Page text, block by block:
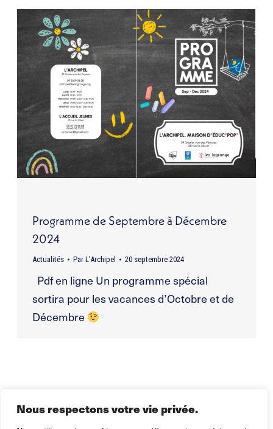
Nous respectons votre vie privée.
Programme de Septembre à Décembre
2024
Actualités Par L'Archipel 20 septembre 2024
Pdf en ligne Un programme spécial
sortira pour les vacances d’Octobre et de
Décembre